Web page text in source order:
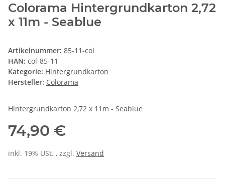
Colorama Hintergrundkarton 2,72
x 11m - Seablue
Artikelnummer: 85-11-col
HAN: col-85-11
Kategorie: Hintergrundkarton
Hersteller: Colorama
Hintergrundkarton 2,72 x 11m - Seablue
74,90 €
inkl. 19% USt. , zzgl. Versand